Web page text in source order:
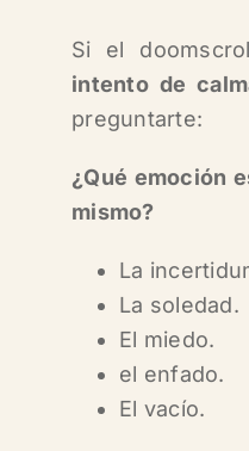
Si el
intento de
preguntarte:
¿Qué emoción
mismo?
La
La soledad.
El miedo.
el enfado.
El vacío.